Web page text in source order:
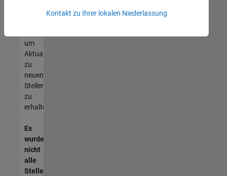
unseres
um
Aktualisierungen
zu
neuen
Stellenangeboten
zu
erhalten.
Es
wurden
nicht
alle
Stellen
Kontakt zu Ihrer lokalen Niederlassung